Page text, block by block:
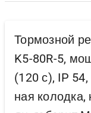
Тормозной
K5-80R-5,
(120 с), IP
ная колодка,